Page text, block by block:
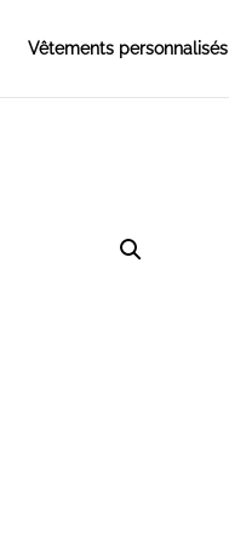
Vêtements personnalisés